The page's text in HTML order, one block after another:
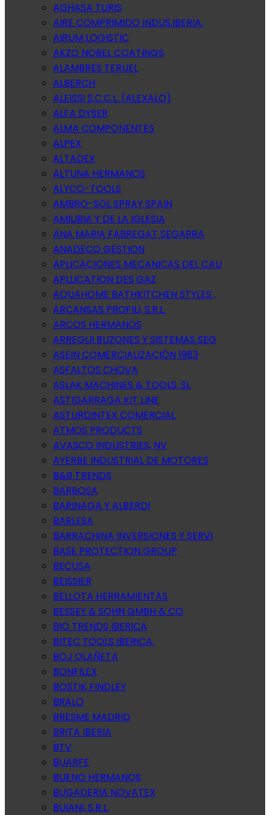
AGHASA TURIS
AIRE COMPRIMIDO INDUS.IBERIA.
AIRUM LOGISTIC
AKZO NOBEL COATINGS
ALAMBRES TERUEL
ALBERCH
ALEISSI S.C.C.L. (ALEXALO)
ALFA DYSER
ALMA COMPONENTES
ALPEX
ALTADEX
ALTUNA HERMANOS
ALYCO-TOOLS
AMBRO-SOL SPRAY SPAIN
AMILIBIA Y DE LA IGLESIA
ANA MARIA FABREGAT SEGARRA
ANADECO GESTION
APLICACIONES MECANICAS DEL CAU
APLLICATION DES GAZ
AQUAHOME BATHKITCHEN STYLES ,
ARCANSAS PROFILI, S.R.L.
ARCOS HERMANOS
ARREGUI BUZONES Y SISTEMAS SEG
ASEIN COMERCIALIZACIÓN 1983
ASFALTOS CHOVA
ASLAK MACHINES & TOOLS, SL
ASTIGARRAGA KIT LINE
ASTURDINTEX COMERCIAL
ATMOS PRODUCTS
AVASCO INDUSTRIES, NV
AYERBE INDUSTRIAL DE MOTORES
B&B TRENDS
BARBOSA
BARINAGA Y ALBERDI
BARLESA
BARRACHINA INVERSIONES Y SERVI
BASE PROTECTION GROUP
BECUSA
BEISSIER
BELLOTA HERRAMIENTAS
BESSEY & SOHN GMBH & CO
BIO TRENDS IBERICA
BITEC TOOLS IBERICA.
BOJ OLAÑETA
BONFILEX
BOSTIK FINDLEY
BRALO
BRESME MADRID
BRITA IBERIA
BTV
BUARFE
BUENO HERMANOS
BUGADERIA NOVATEX
BUIANI, S.R.L.